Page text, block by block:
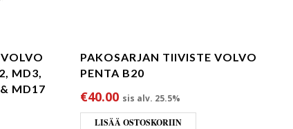
MD3,
MD17
oli: €10.66.
on: €9.12.
PAKOSARJAN TIIVISTE VOLVO
PENTA B20
€40.00 sis alv. 25.5%
LISÄÄ OSTOSKORIIN